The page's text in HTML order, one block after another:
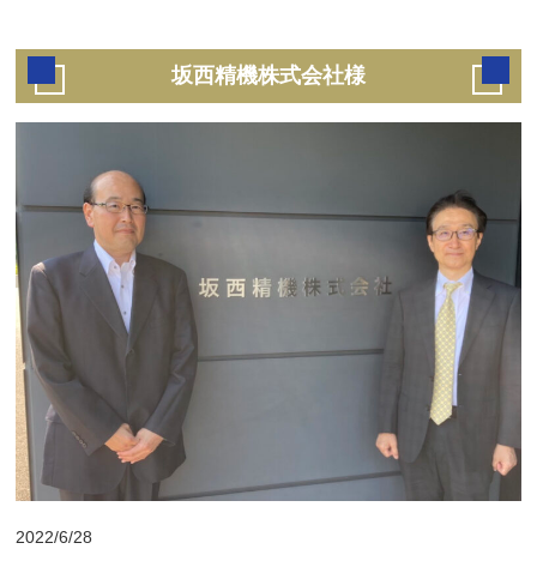
坂西精機株式会社様
2022/6/28